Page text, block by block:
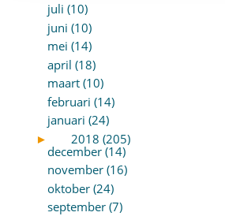
juli (10)
juni (10)
mei (14)
april (18)
maart (10)
februari (14)
januari (24)
►
2018 (205)
december (14)
november (16)
oktober (24)
september (7)